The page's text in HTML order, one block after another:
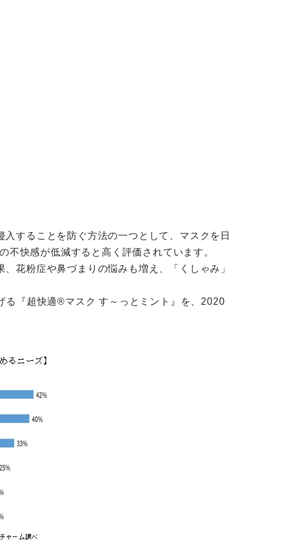
することを防ぐ方法の一つとして、マスクを日
快感が低減すると高く評価されています。
花粉症や鼻づまりの悩みも増え、「くしゃみ」
る『超快適®マスク す～っとミント』を、2020